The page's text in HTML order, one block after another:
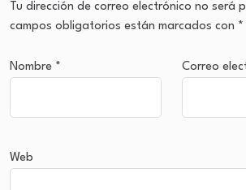
Tu dirección de correo electrónico no será
campos obligatorios están marcados con *
Nombre * Correo
Web